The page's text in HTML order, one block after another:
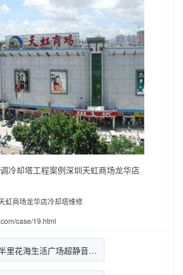
冷却塔工程案例深圳天虹商场龙华店
虹商场龙华店冷却塔维修
case/19.html
深圳半里花海生活广场超静音冷却…